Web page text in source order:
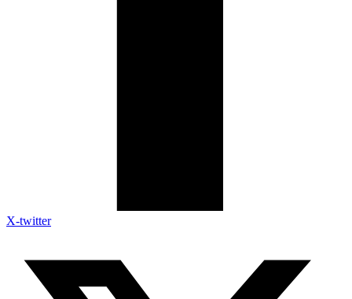
X-twitter